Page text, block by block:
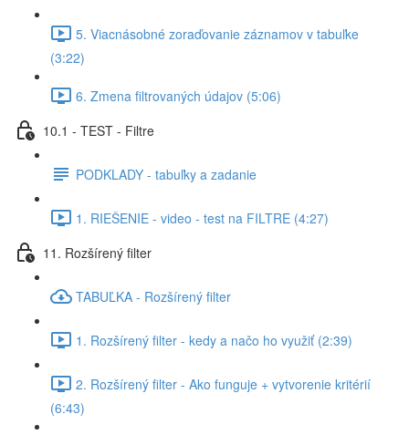
5. Viacnásobné zoraďovanie záznamov v tabuľke
(3:22)
6. Zmena filtrovaných údajov (5:06)
10.1 - TEST - Filtre
PODKLADY - tabuľky a zadanie
1. RIEŠENIE - video - test na FILTRE (4:27)
11. Rozšírený filter
TABUĽKA - Rozšírený filter
1. Rozšírený filter - kedy a načo ho využiť (2:39)
2. Rozšírený filter - Ako funguje + vytvorenie kritérií
(6:43)